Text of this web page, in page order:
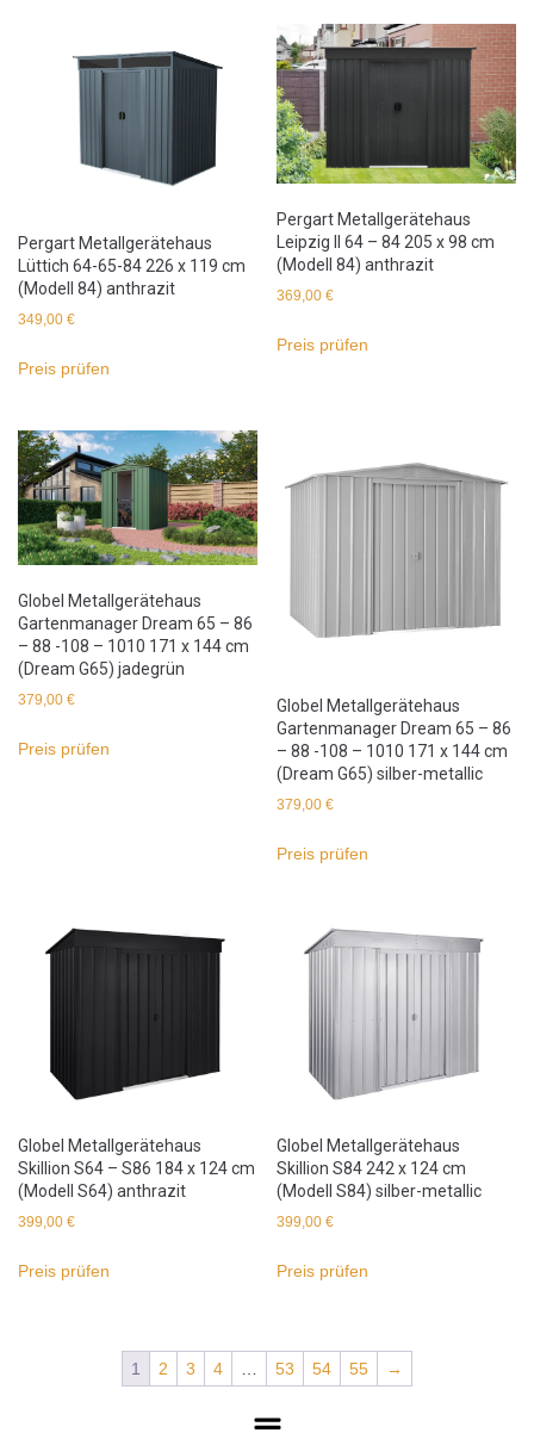
Pergart Metallgerätehaus
Lüttich 64-65-84 226 x 119 cm
(Modell 84) anthrazit
349,00 €
Preis prüfen
Pergart Metallgerätehaus
Leipzig II 64 – 84 205 x 98 cm
(Modell 84) anthrazit
369,00€
Preis prüfen
Globel Metallgerätehaus
Gartenmanager Dream 65 – 86
– 88 -108 – 1010 171 x 144 cm
(Dream G65) jadegrün
379,00 €
Preis prüfen
Globel Metallgerätehaus
Gartenmanager Dream 65 – 86
– 88 -108 – 1010 171 x 144 cm
(Dream G65) silber-metallic
379,00€
Preis prüfen
Globel Metallgerätehaus
Skillion S64 – S86 184 x 124 cm
(Modell S64) anthrazit
399,00 €
Preis prüfen
Globel Metallgerätehaus
Skillion S84 242 x 124 cm
(Modell S84) silber-metallic
399,00€
Preis prüfen
1 2 3 4 … 53 54 55 →